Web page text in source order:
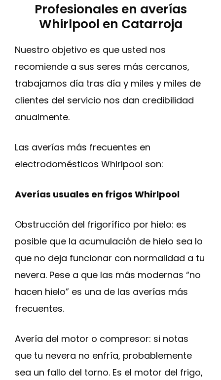
Profesionales en averías
Whirlpool en Catarroja
Nuestro objetivo es que usted nos
recomiende a sus seres más cercanos,
trabajamos día tras día y miles y miles de
clientes del servicio nos dan credibilidad
anualmente.
Las averías más frecuentes en
electrodomésticos Whirlpool son:
Averías usuales en frigos Whirlpool
Obstrucción del frigorífico por hielo: es
posible que la acumulación de hielo sea lo
que no deja funcionar con normalidad a tu
nevera. Pese a que las más modernas “no
hacen hielo” es una de las averías más
frecuentes.
Avería del motor o compresor: si notas
que tu nevera no enfría, probablemente
sea un fallo del torno. Es el motor del frigo,